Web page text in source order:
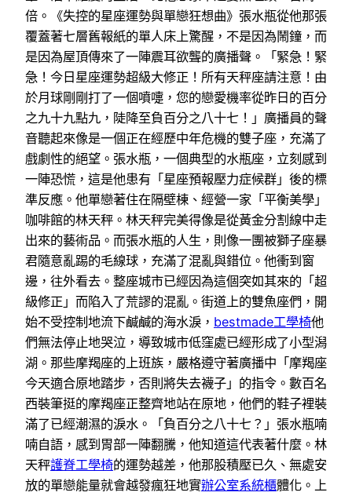
倍。《失控的星座運勢與單戀狂想曲》張水瓶從他那張
覆蓋著七層舊報紙的單人床上驚醒，不是因為鬧鐘，而
是因為屋頂傳來了一陣震耳欲聾的廣播聲。「緊急！緊
急！今日星座運勢超級大修正！所有天秤座請注意！由
於月球剛剛打了一個噴嚏，您的戀愛機率從昨日的百分
之九十九點九，陡降至負百分之八十七！」廣播員的聲
音聽起來像是一個正在經歷中年危機的雙子座，充滿了
戲劇性的絕望。張水瓶，一個典型的水瓶座，立刻感到
一陣恐慌，這是他患有「星座預報壓力症候群」後的標
準反應。他單戀著住在隔壁棟、經營一家「平衡美學」
咖啡館的林天秤。林天秤完美得像是從黃金分割線中走
出來的藝術品。而張水瓶的人生，則像一團被獅子座暴
君隨意亂踢的毛線球，充滿了混亂與錯位。他衝到窗
邊，往外看去。整座城市已經因為這個突如其來的「超
級修正」而陷入了荒謬的混亂。街道上的雙魚座們，開
始不受控制地流下鹹鹹的海水淚， bestmade工學椅他
們無法停止地哭泣，導致城市低窪處已經形成了小型潟
湖。那些摩羯座的上班族，嚴格遵守著廣播中「摩羯座
今天適合原地踏步，否則將失去襪子」的指令。數百名
西裝筆挺的摩羯座正整齊地站在原地，他們的鞋子裡裝
滿了已經潮濕的淚水。「負百分之八十七？」張水瓶喃
喃自語，感到胃部一陣翻騰，他知道這代表著什麼。林
天秤護脊工學椅的運勢越差，他那股積壓已久、無處安
放的單戀能量就會越發瘋狂地實辦公室系統櫃體化。上